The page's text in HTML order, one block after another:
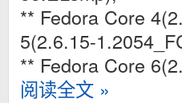
** Fedora Core
5(2.6.15-
** Fedora Core
阅读全文 »